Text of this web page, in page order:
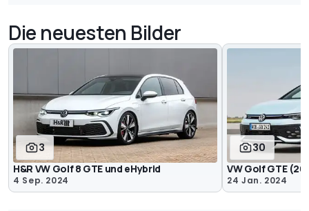
Die neuesten Bilder
3
H&R VW Golf 8 GTE und eHybrid
4 Sep. 2024
30
VW Golf GTE
24 Jan. 2024